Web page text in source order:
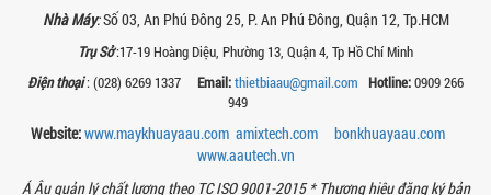
bị chuẩn kỹ thuật, bền bỉ, theo...
MÁY NGHIỀN THUỐC BVTV – GIẢI PHÁP
TỐI ƯU TRONG SẢN XUẤT NÔNG DƯỢC
HIỆN ĐẠI
Máy nghiền thuốc BVTV giúp tối ưu độ
mịn, nâng cao hiệu quả sản xuất và
đảm bảo chất lượng chế phẩm nông...
Nhà Máy:Số 03, An Phú Đông 25, P. An Phú Đông, Quận 12, Tp.HCM
Trụ Sở:17-19 Hoàng Diệu, Phường 13, Quận 4, Tp Hồ Chí Minh
Điện thoại: (028) 6269 1337 Email:thietbiaau@gmail.com Hotline:0909 266
949
Website:www.maykhuayaau.com amixtech.com
bonkhuayaau.com
www.aautech.vn
Á Âu quản lý chất lượng theo TC ISO 9001-2015 * Thương hiệu đăng ký bản